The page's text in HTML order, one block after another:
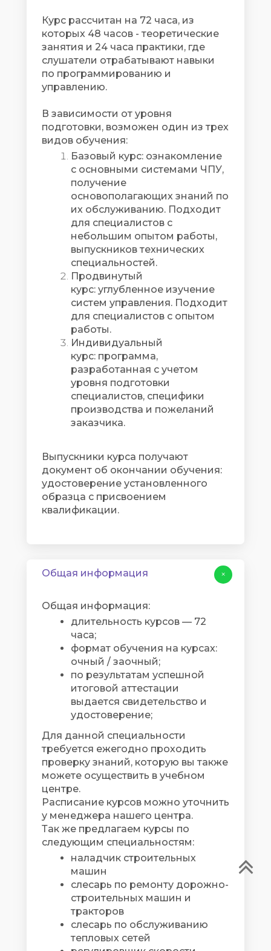
Курс рассчитан на 72 часа, из
которых 48 часов - теоретические
занятия и 24 часа практики, где
слушатели отрабатывают навыки
по программированию и
управлению.
В зависимости от уровня
подготовки, возможен один из трех
видов обучения:
Базовый курс: ознакомление
с основными системами ЧПУ,
получение
основополагающих знаний по
их обслуживанию. Подходит
для специалистов с
небольшим опытом работы,
выпускников технических
специальностей.
Продвинутый
курс: углубленное изучение
систем управления. Подходит
для специалистов с опытом
работы.
Индивидуальный
курс: программа,
разработанная с учетом
уровня подготовки
специалистов, специфики
производства и пожеланий
заказчика.
Выпускники курса получают
документ об окончании обучения:
удостоверение установленного
образца с присвоением
квалификации.
Общая информация
Общая информация:
длительность курсов — 72
часа;
формат обучения на курсах:
очный / заочный;
по результатам успешной
итоговой аттестации
выдается свидетельство и
удостоверение;
Для данной специальности
требуется ежегодно проходить
проверку знаний, которую вы также
можете осуществить в учебном
центре.
Расписание курсов можно уточнить
у менеджера нашего центра.
Так же предлагаем курсы по
следующим специальностям:
наладчик строительных
машин
слесарь по ремонту дорожно-
строительных машин и
тракторов
слесарь по обслуживанию
тепловых сетей
+